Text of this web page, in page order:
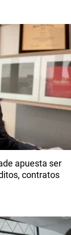
apuesta ser
contratos